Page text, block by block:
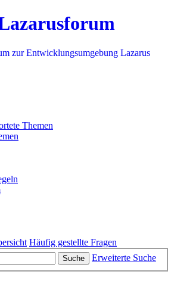
zur Entwicklungsumgebung Lazarus
Themen
Häufig gestellte Fragen
Suche
Erweiterte Suche